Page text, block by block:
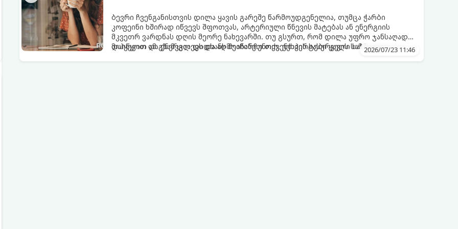
ბევრი ჩვენგანისთვის დილა ყავის გარეშე წარმოუდგენელია, თუმცა ჭარბი
კოფეინი ხშირად იწვევს შფოთვას, არტერიული წნევის მატებას ან ენერგიის
მკვეთრ ვარდნას დღის მეორე ნახევარში. თუ გსურთ, რომ დილა უფრო ჯანსაღად
დაიწყოთ და ენერგია დიდხანს შეინარჩუნოთ, ექსპერტები ყავის სამ საუკეთესო
მიჰყევით ამ გზამკვლევს და აღმოაჩინეთ თქვენთვის სასურველი სასმელი:2026/07/23 11:46